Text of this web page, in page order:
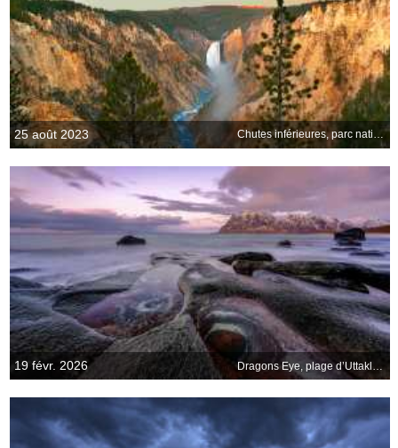
25 août 2023 Chutes inférieures, parc national de Yellowstone, États-Unis
19 févr. 2026 Dragons Eye, plage d’Uttakleiv, Norvège